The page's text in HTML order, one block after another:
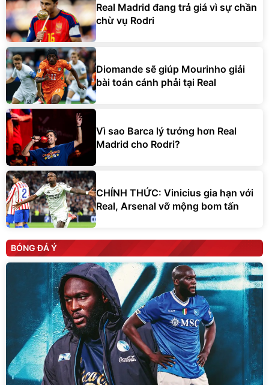
Real Madrid đang trả giá vì sự chần
chừ vụ Rodri
Diomande sẽ giúp Mourinho giải
bài toán cánh phải tại Real
Vì sao Barca lý tưởng hơn Real
Madrid cho Rodri?
CHÍNH THỨC: Vinicius gia hạn với
Real, Arsenal vỡ mộng bom tấn
BÓNG ĐÁ Ý